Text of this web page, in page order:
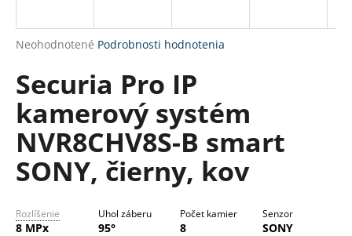
Priemerné
produktu
je
0,0
5
hviezdičiek.
Neohodnotené Podrobnosti hodnotenia
Securia Pro IP
kamerový systém
NVR8CHV8S-B smart
SONY, čierny, kov
Rozlíšenie
8 MPx
Uhol záberu
95°
Počet kamier
8
Senzor
SONY
j
ť
?
HĽADAŤ